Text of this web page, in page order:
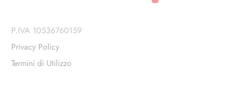
P.IVA 10536760159
Privacy Policy
Termini di Utilizzo